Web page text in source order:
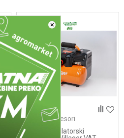
×
Fuse kompresori
Fuse akumulatorski